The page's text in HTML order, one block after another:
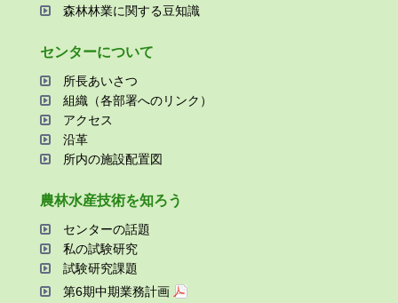
森林林業に関する⾖知識
センターについて
所⻑あいさつ
組織（各部署へのリンク）
アクセス
沿⾰
所内の施設配置図
農林⽔産技術を知ろう
センターの話題
私の試験研究
試験研究課題
第6期中期業務計画